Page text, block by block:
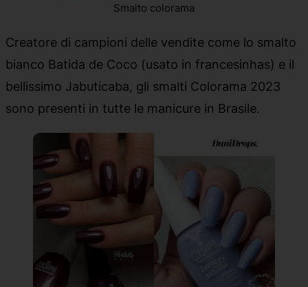
Smalto colorama
Creatore di campioni delle vendite come lo smalto
bianco Batida de Coco (usato in francesinhas) e il
bellissimo Jabuticaba, gli smalti Colorama 2023
sono presenti in tutte le manicure in Brasile.